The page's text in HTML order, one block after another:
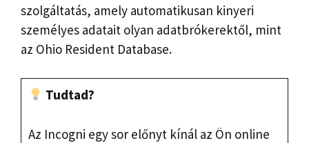
szolgáltatás, amely automatikusan kinyeri
személyes adatait olyan adatbrókerektől, mint
az Ohio Resident Database.
Tudtad?
Az Incogni egy sor előnyt kínál az Ön online